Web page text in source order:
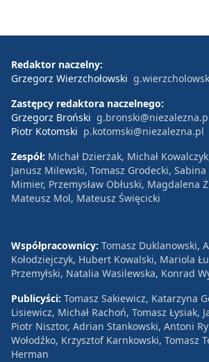
Redaktor naczelny:
Grzegorz Wierzchołowski
Zastępcy redaktora naczelnego:
Grzegorz Broński
Piotr Kotomski p.kotomski@niezalezna.pl
Zespół: Michał Dzierżak, Michał
Janusz Milewski, Tomasz Grodecki,
Mimier, Przemysław Obłuski, Magdalena
Mateusz Mol, Mateusz Święcicki
Współpracownicy: Tomasz Duklanowski,
Kołodziejczyk, Hubert Kowalski, Mariola
Przemyłski, Natalia Wasilewska, Konrad
Publicyści: Tomasz Sakiewicz, Katarzyna
Lisiewicz, Michał Rachoń, Tomasz Łysiak,
Piotr Nisztor, Adrian Stankowski, Antoni
Wołodźko, Krzysztof Karnkowski, Tomasz
Herman